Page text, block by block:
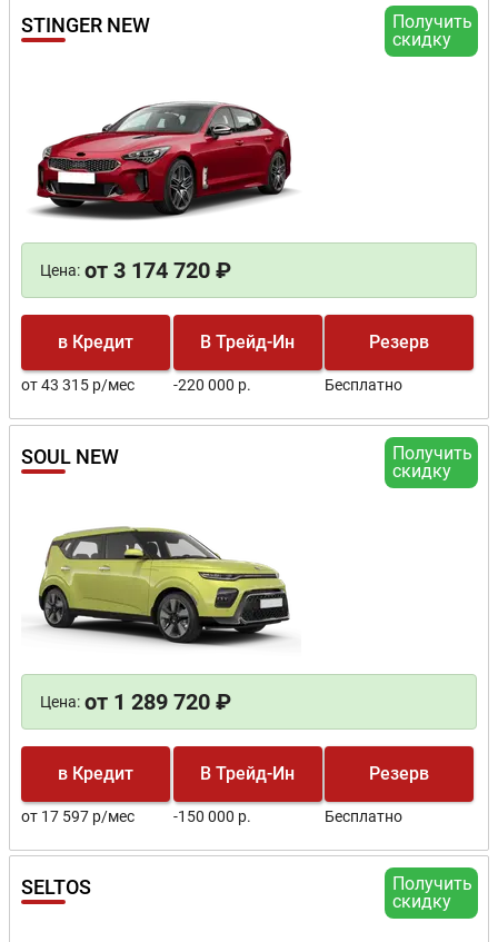
Получить
скидку
STINGER NEW
Цена: от 3 174 720 ₽
в Кредит
от 43 315 р/мес
В Трейд-Ин
-220 000 р.
Резерв
Бесплатно
Получить
скидку
SOUL NEW
Цена: от 1 289 720 ₽
в Кредит
от 17 597 р/мес
В Трейд-Ин
-150 000 р.
Резерв
Бесплатно
Получить
скидку
SELTOS